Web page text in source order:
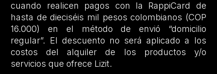
cuando realicen pagos con la RappiCard de
hasta de dieciséis mil pesos colombianos (COP
16.000) en el método de envió “domicilio
regular”. El descuento no será aplicado a los
costos del alquiler de los productos y/o
servicios que ofrece Lizit.